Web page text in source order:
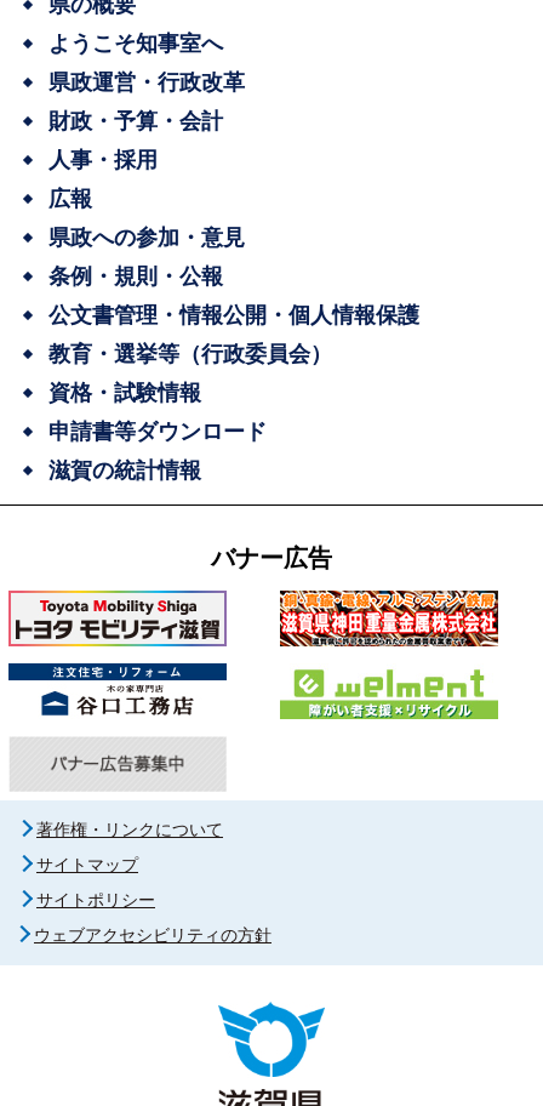
ようこそ知事室へ
県政運営・行政改革
財政・予算・会計
人事・採用
広報
県政への参加・意見
条例・規則・公報
公文書管理・情報公開・個人情報保護
教育・選挙等（行政委員会）
資格・試験情報
申請書等ダウンロード
滋賀の統計情報
バナー広告
著作権・リンクについて
サイトマップ
サイトポリシー
ウェブアクセシビリティの方針